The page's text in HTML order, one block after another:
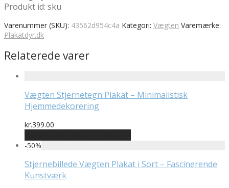
Produkt id: sku
Varenummer (SKU): 43562d954c4a Kategori: Vægten Varemærke:
Plakatdyr.dk
Relaterede varer
Vægten Stjernetegn Plakat – Minimalistisk
Hjemmedekorering
kr.399.00
-50%
Stjernebillede Vægten Plakat i Sort – Fascinerende
Kunstværk